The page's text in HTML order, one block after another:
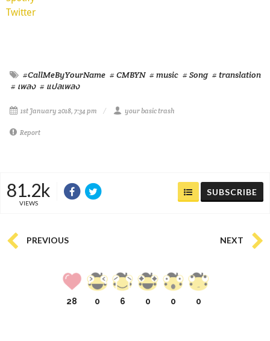
Twitter
#CallMeByYourName # CMBYN # music # Song # translation
# เพลง # แปลเพลง
1st January 2018, 7:34 pm your basic trash
Report
81.2k
VIEWS
SUBSCRIBE
PREVIOUS NEXT
28 0 6 0 0 0